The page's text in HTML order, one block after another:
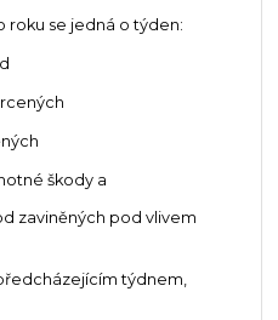
roku se jedná o týden:
škody a
zaviněných pod vlivem
týdnem,